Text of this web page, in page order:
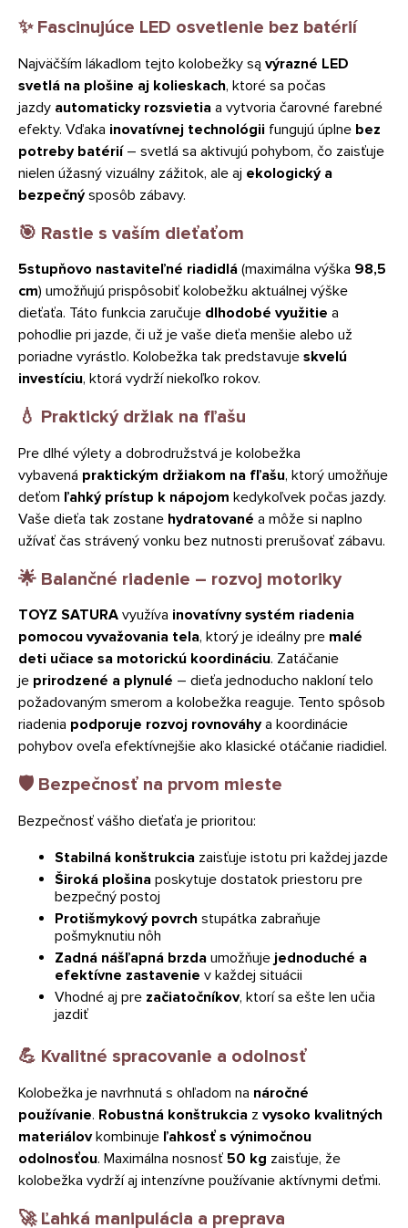
✨ Fascinujúce LED osvetlenie bez batérií
Najväčším lákadlom tejto kolobežky są výrazné LED
svetlá na plošine aj kolieskach, ktoré sa počas
jazdy automaticky rozsvietia a vytvoria čarovné farebné
efekty. Vďaka inovatívnej technológii fungujú úplne bez
potreby batérií – svetlá sa aktivujú pohybom, čo zaisťuje
nielen úžasný vizuálny zážitok, ale aj ekologický a
bezpečný sposôb zábavy.
🎯 Rastie s vaším dieťaťom
5stupňovo nastaviteľné riadidlá (maximálna výška 98,5
cm) umožňujú prispôsobiť kolobežku aktuálnej výške
dieťaťa. Táto funkcia zaručuje dlhodobé využitie a
pohodlie pri jazde, či už je vaše dieťa menšie alebo už
poriadne vyrástlo. Kolobežka tak predstavuje skvelú
investíciu, ktorá vydrží niekoľko rokov.
💧 Praktický držiak na fľašu
Pre dlhé výlety a dobrodružstvá je kolobežka
vybavená praktickým držiakom na fľašu, ktorý umožňuje
deťom ľahký prístup k nápojom kedykoľvek počas jazdy.
Vaše dieťa tak zostane hydratované a môže si naplno
užívať čas strávený vonku bez nutnosti prerušovať zábavu.
🌟 Balančné riadenie – rozvoj motoriky
TOYZ SATURA využíva inovatívny systém riadenia
pomocou vyvažovania tela, ktorý je ideálny pre malé
deti učiace sa motorickú koordináciu. Zatáčanie
je prirodzené a plynulé – dieťa jednoducho nakloní telo
požadovaným smerom a kolobežka reaguje. Tento spôsob
riadenia podporuje rozvoj rovnováhy a koordinácie
pohybov oveľa efektívnejšie ako klasické otáčanie riadidiel.
🛡️ Bezpečnosť na prvom mieste
Bezpečnosť vášho dieťaťa je prioritou:
Stabilná konštrukcia zaisťuje istotu pri každej jazde
Široká plošina poskytuje dostatok priestoru pre
bezpečný postoj
Protišmykový povrch stupátka zabraňuje
pošmyknutiu nôh
Zadná nášľapná brzda umožňuje jednoduché a
efektívne zastavenie v každej situácii
Vhodné aj pre začiatočníkov, ktorí sa ešte len učia
jazdiť
💪 Kvalitné spracovanie a odolnosť
Kolobežka je navrhnutá s ohľadom na náročné
používanie. Robustná konštrukcia z vysoko kvalitných
materiálov kombinuje ľahkosť s výnimočnou
odolnosťou. Maximálna nosnosť 50 kg zaisťuje, že
kolobežka vydrží aj intenzívne používanie aktívnymi deťmi.
🚀 Ľahká manipulácia a preprava